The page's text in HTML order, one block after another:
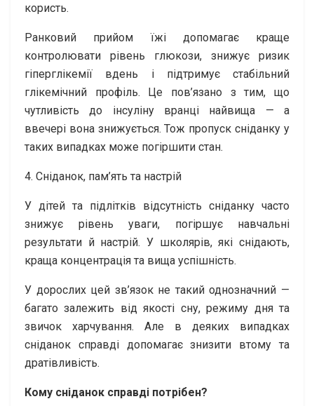
користь.
Ранковий прийом їжі допомагає краще
контролювати рівень глюкози, знижує ризик
гіперглікемії вдень і підтримує стабільний
глікемічний профіль. Це пов’язано з тим, що
чутливість до інсуліну вранці найвища — а
ввечері вона знижується. Тож пропуск сніданку у
таких випадках може погіршити стан.
4. Сніданок, пам’ять та настрій
У дітей та підлітків відсутність сніданку часто
знижує рівень уваги, погіршує навчальні
результати й настрій. У школярів, які снідають,
краща концентрація та вища успішність.
У дорослих цей зв’язок не такий однозначний —
багато залежить від якості сну, режиму дня та
звичок харчування. Але в деяких випадках
сніданок справді допомагає знизити втому та
дратівливість.
Кому сніданок справді потрібен?